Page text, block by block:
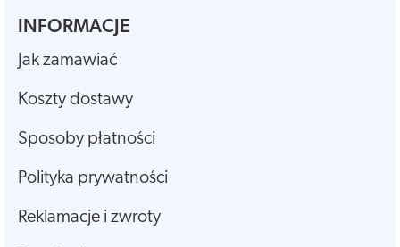
INFORMACJE
Jak zamawiać
Koszty dostawy
Sposoby płatności
Polityka prywatności
Reklamacje i zwroty